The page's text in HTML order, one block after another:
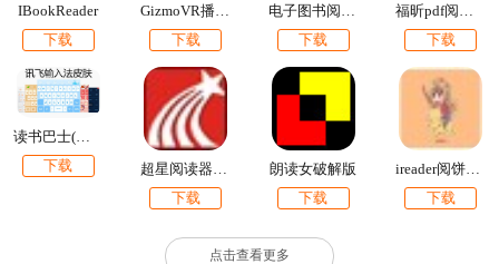
IBookReader
下载
下载
下载
下载
读书巴士(免费小说阅读)
下载
下载
朗读女破解版
下载
下载
点击查看更多